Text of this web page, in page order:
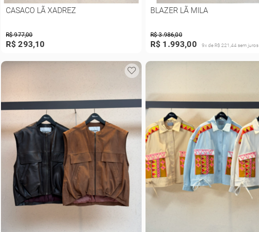
CASACO LÃ XADREZ
R$ 977,00
R$ 293,10
BLAZER LÃ MILA
R$ 3.986,00
R$ 1.993,00 9x de R$ 221,44 sem juros